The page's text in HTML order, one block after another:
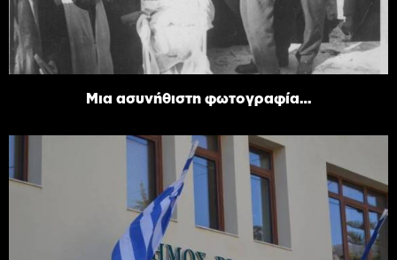
Μια ασυνήθιστη φωτογραφία…